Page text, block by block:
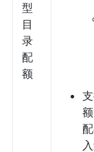
型
目
录
配
额